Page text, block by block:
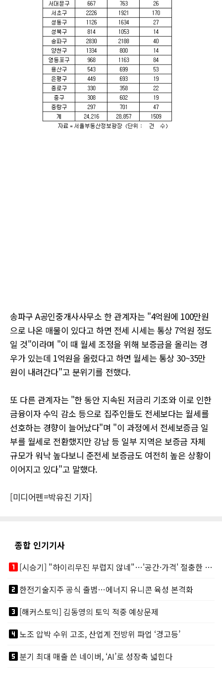
송파구 A공인중개사사무소 한 관계자는 "4억원에 100만원
으로 나온 매물이 있다고 하면 전세 시세는 통상 7억원 정도
일 것"이라며 "이 때 월세 조정을 위해 보증금을 올리는 경
우가 있는데 1억원을 올렸다고 하면 월세는 통상 30~35만
원이 내려간다"고 분위기를 전했다.
또 다른 관계자는 "한 동안 지속된 저금리 기조와 이로 인한
금융이자 수익 감소 등으로 집주인들도 전세보다는 월세를
선호하는 경향이 늘어났다"며 "이 과정에서 전세보증금 일
부를 월세로 전환했지만 강남 등 일부 지역은 보증금 자체
규모가 워낙 높다보니 준전세 보증금도 여전히 높은 상황이
이어지고 있다"고 말했다.
[미디어펜=박유진 기자]
종합 인기기사
looks_one
[시승기] "하이리무진 부럽지 않네"…'공간·가격' 절충한 카니발 하이루프
looks_two한전기술지주 공식 출범…에너지 유니콘 육성 본격화
looks_3[해커스토익] 김동영의 토익 적중 예상문제
looks_4노조 압박 수위 고조, 산업계 전방위 파업 ‘경고등’
looks_5분기 최대 매출 쓴 네이버, ‘AI’로 성장축 넓힌다